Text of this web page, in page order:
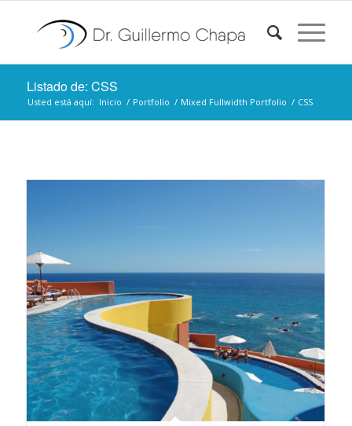
Listado de: CSS
Usted está aquí: Inicio / Portfolio / Mixed Fullwidth Portfolio / CSS